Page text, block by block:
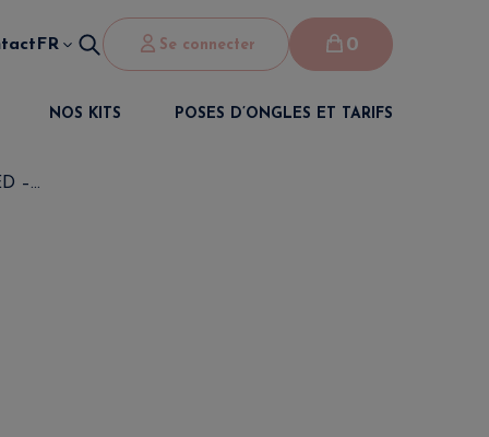
FR Se connecter 0
NOS KITS POSES D’ONGLES ET TARIFS
–...